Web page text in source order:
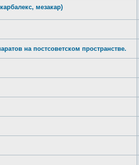
мезакар)
на постсоветском пространстве.